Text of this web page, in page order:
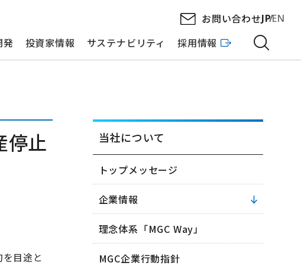
発 投資家情報 サステナビリティ 採用情報
お問い合わせJPEN
停止
目途と
当社について
トップメッセージ
企業情報
理念体系「MGC Way」
MGC企業行動指針